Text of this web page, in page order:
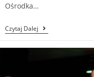
Ośrodka…
Czytaj Dalej